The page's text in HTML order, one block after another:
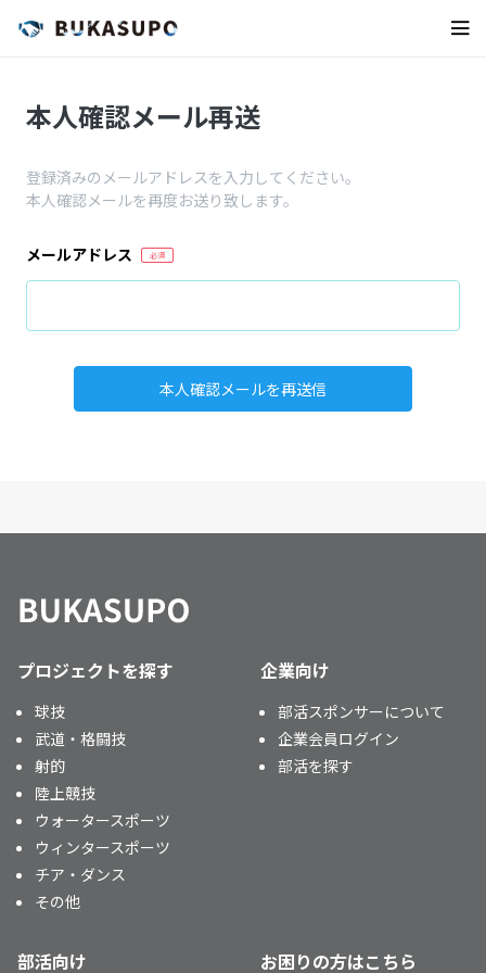
本人確認メール再送
登録済みのメールアドレスを入力してください。
本人確認メールを再度お送り致します。
メールアドレス
プロジェクトを探す
球技
武道・格闘技
射的
陸上競技
ウォータースポーツ
ウィンタースポーツ
チア・ダンス
その他
企業向け
部活スポンサーについて
企業会員ログイン
部活を探す
部活向け お困りの方はこちら